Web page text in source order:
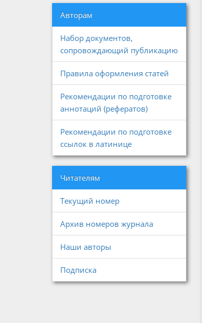
Авторам
Набор документов,
сопровождающий публикацию
Правила оформления статей
Рекомендации по подготовке
аннотаций (рефератов)
Рекомендации по подготовке
ссылок в латинице
Читателям
Текущий номер
Архив номеров журнала
Наши авторы
Подписка